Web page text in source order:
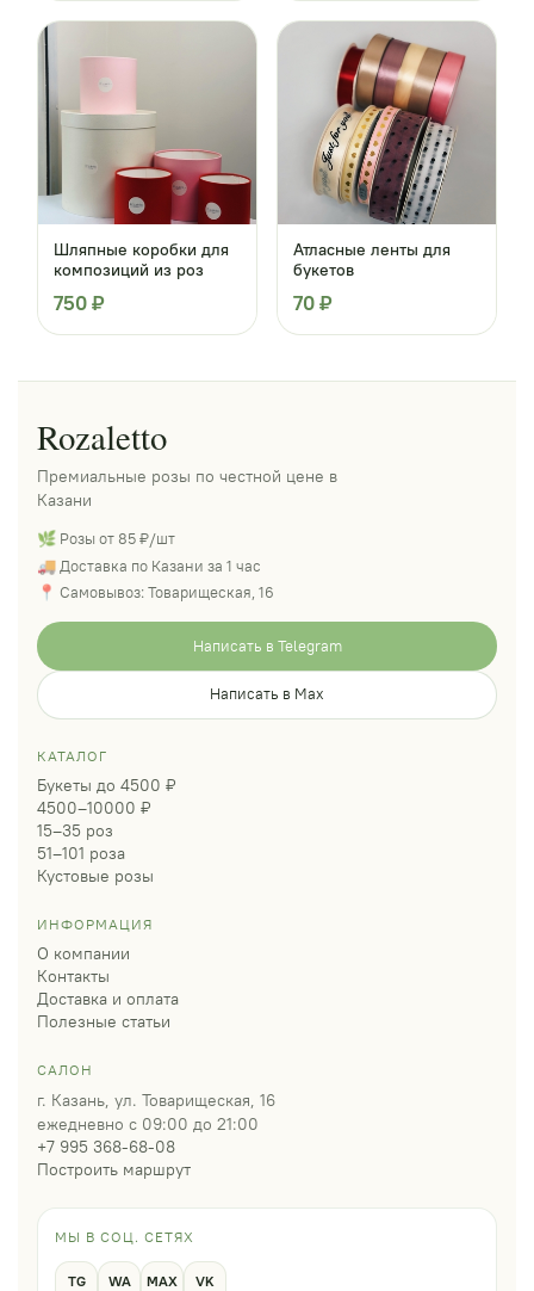
Шляпные коробки для
композиций из роз
750 ₽
Атласные ленты для
букетов
70 ₽
Rozaletto
Премиальные розы по честной цене в
Казани
🌿 Розы от 85 ₽/шт
🚚 Доставка по Казани за 1 час
📍 Самовывоз: Товарищеская, 16
Написать в Telegram
Написать в Max
КАТАЛОГ
Букеты до 4500 ₽
4500–10000 ₽
15–35 роз
51–101 роза
Кустовые розы
ИНФОРМАЦИЯ
О компании
Контакты
Доставка и оплата
Полезные статьи
САЛОН
г. Казань, ул. Товарищеская, 16
ежедневно с 09:00 до 21:00
+7 995 368-68-08
Построить маршрут
МЫ В СОЦ. СЕТЯХ
TG WA MAX VK